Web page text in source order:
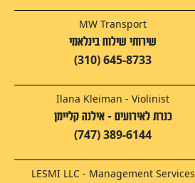
MW Transport
שירותי שילוח בינלאמי
(310) 645-8733
Ilana Kleiman - Violinist
כנרת לאירועים - אילנה קליימן
(747) 389-6144
LESMI LLC - Management Services